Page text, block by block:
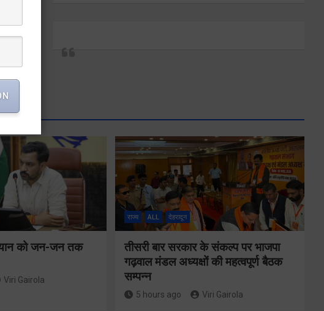
को जन-जन तक
Viri Gairola
राज्य ALL देहरादून
तीसरी बार सरकार के संकल्प पर भाजपा
गढ़वाल मंडल अध्यक्षों की महत्वपूर्ण बैठक
सम्पन्न
5 hours ago Viri Gairola